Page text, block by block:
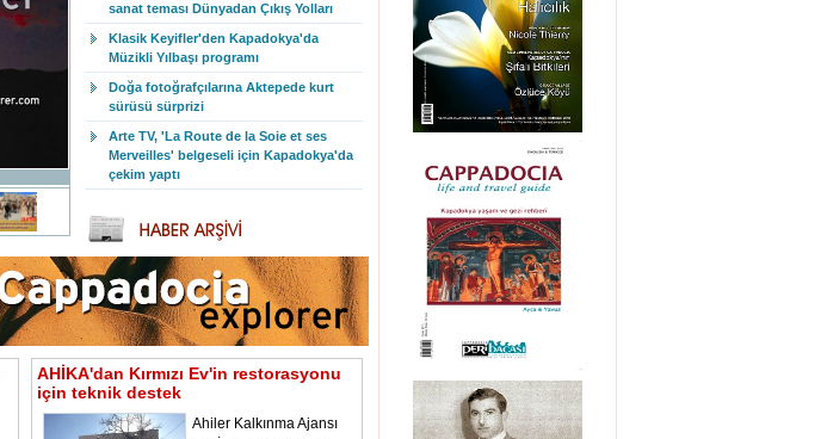
sanat teması Dünyadan Çıkış Yolları
Klasik Keyifler'den Kapadokya'da
Müzikli Yılbaşı programı
Doğa fotoğrafçılarına Aktepede kurt
sürüsü sürprizi
Arte TV, 'La Route de la Soie et ses
Merveilles' belgeseli için Kapadokya'da
çekim yaptı
AHİKA'dan Kırmızı Ev'in restorasyonu
için teknik destek
Ahiler Kalkınma Ajansı